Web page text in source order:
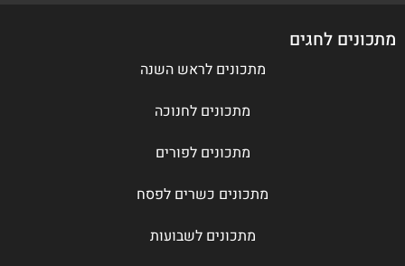
מתכונים לחגים
מתכונים לראש השנה
מתכונים לחנוכה
מתכונים לפורים
מתכונים כשרים לפסח
מתכונים לשבועות